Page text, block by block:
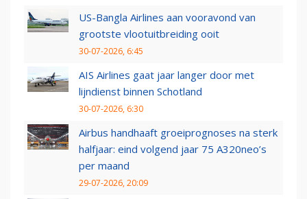
US-Bangla Airlines aan vooravond van
grootste vlootuitbreiding ooit
30-07-2026, 6:45
AIS Airlines gaat jaar langer door met
lijndienst binnen Schotland
30-07-2026, 6:30
Airbus handhaaft groeiprognoses na sterk
halfjaar: eind volgend jaar 75 A320neo’s
per maand
29-07-2026, 20:09